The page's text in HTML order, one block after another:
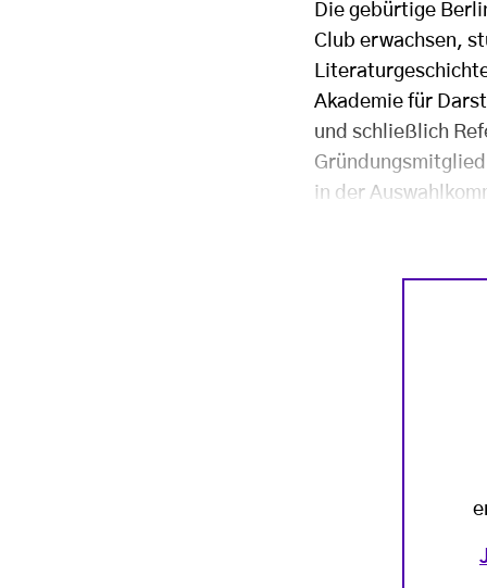
Die gebürtige
Club erwachsen,
Akademie für
und schließlich
in der